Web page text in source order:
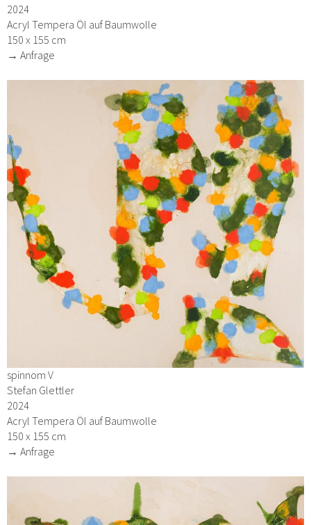
2024
Acryl Tempera Öl auf Baumwolle
150 x 155 cm
→ Anfrage
spinnom V
Stefan Glettler
2024
Acryl Tempera Öl auf Baumwolle
150 x 155 cm
→ Anfrage